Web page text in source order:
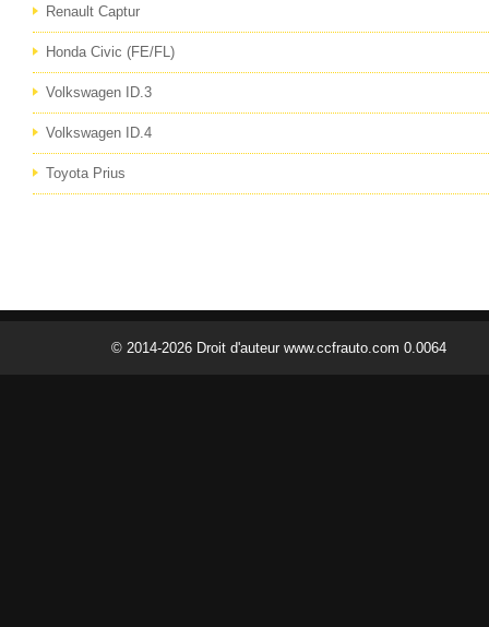
Renault Captur
Honda Civic (FE/FL)
Volkswagen ID.3
Volkswagen ID.4
Toyota Prius
© 2014-2026 Droit d'auteur www.ccfrauto.com 0.0064